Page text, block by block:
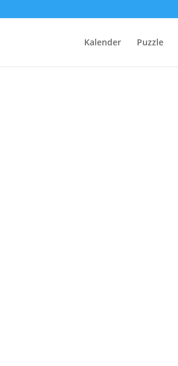
Kalender Puzzle